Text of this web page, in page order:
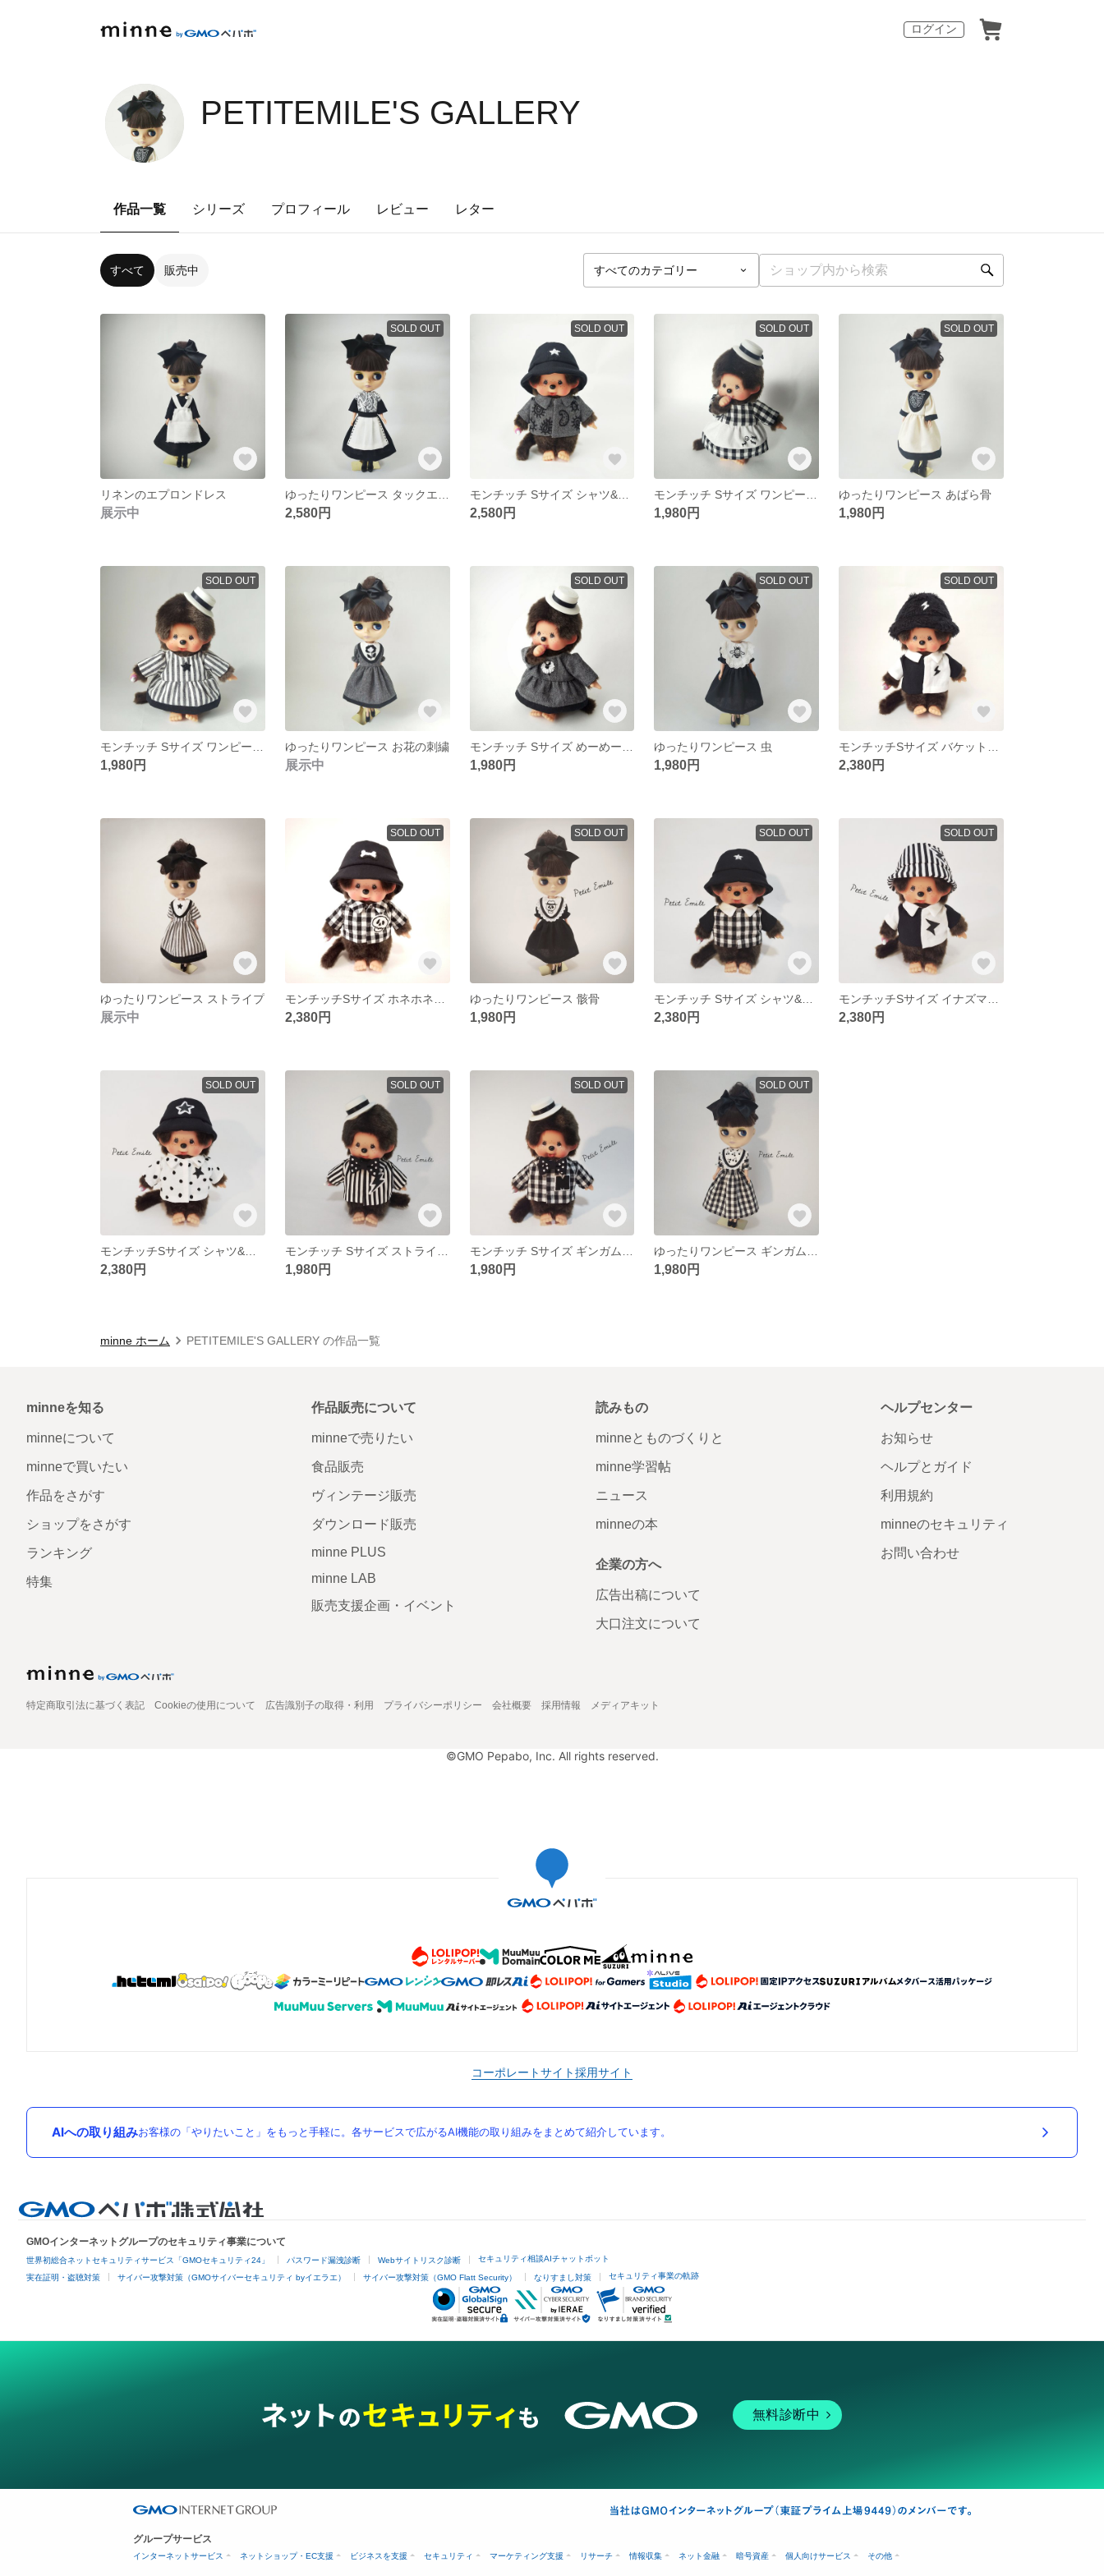
ログイン
PETITEMILE'S GALLERY
作品一覧 シリーズ プロフィール レビュー レター
すべて 販売中
リネンのエプロンドレス
展示中
SOLD OUT
2,580円
SOLD OUT
モンチッチ Sサイズ シャツ&帽子
2,580円
SOLD OUT
1,980円
SOLD OUT
ゆったりワンピース あばら骨
1,980円
SOLD OUT
1,980円
ゆったりワンピース お花の刺繍
展示中
SOLD OUT
1,980円
SOLD OUT
ゆったりワンピース 虫
1,980円
SOLD OUT
2,380円
ゆったりワンピース ストライプ
展示中
SOLD OUT
2,380円
SOLD OUT
ゆったりワンピース 骸骨
1,980円
SOLD OUT
2,380円
SOLD OUT
2,380円
SOLD OUT
2,380円
SOLD OUT
1,980円
SOLD OUT
1,980円
SOLD OUT
1,980円
minne ホーム PETITEMILE'S GALLERY の作品一覧
minneを知る
minneについて
minneで買いたい
作品をさがす
ショップをさがす
ランキング
特集
作品販売について
minneで売りたい
食品販売
ヴィンテージ販売
ダウンロード販売
minne PLUS
minne LAB
販売支援企画・イベント
読みもの
minneとものづくりと
minne学習帖
ニュース
minneの本
企業の方へ
広告出稿について
大口注文について
ヘルプセンター
お知らせ
ヘルプとガイド
利用規約
minneのセキュリティ
お問い合わせ
特定商取引法に基づく表記 Cookieの使用について 広告識別子の取得・利用 プライバシーポリシー 会社概要 採用情報 メディアキット
©GMO Pepabo, Inc. All rights reserved.
コーポレートサイト採用サイト
AIへの取り組みお客様の「やりたいこと」をもっと手軽に。各サービスで広がるAI機能の取り組みをまとめて紹介しています。
GMOインターネットグループのセキュリティ事業について
世界初総合ネットセキュリティサービス「GMOセキュリティ24」 パスワード漏洩診断 Webサイトリスク診断 セキュリティ相談AIチャットボット
実在証明・盗聴対策 サイバー攻撃対策（GMOサイバーセキュリティ byイエラエ） サイバー攻撃対策（GMO Flatt Security） なりすまし対策 セキュリティ事業の軌跡
無料診断中
グループサービス
インターネットサービス ネットショップ・EC支援 ビジネスを支援 セキュリティ マーケティング支援 リサーチ 情報収集 ネット金融 暗号資産 個人向けサービス その他